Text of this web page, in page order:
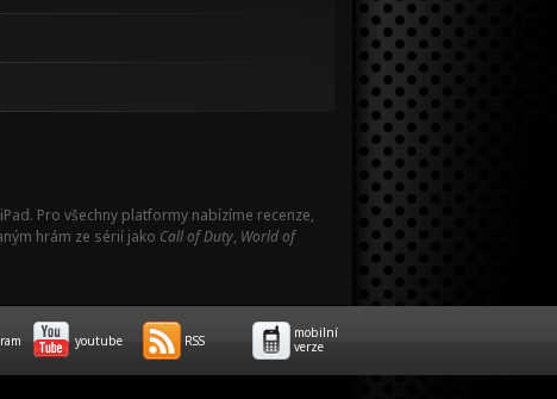
Pro všechny platformy nabízíme recenze,
hrám ze sérií jako Call of Duty, World of
youtube RSS
mobilní
verze